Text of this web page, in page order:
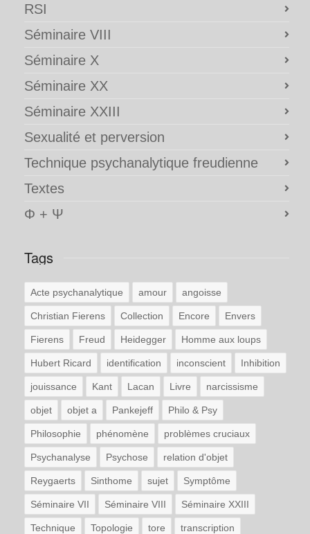
RSI
Séminaire VIII
Séminaire X
Séminaire XX
Séminaire XXIII
Sexualité et perversion
Technique psychanalytique freudienne
Textes
Φ + Ψ
Tags
Acte psychanalytique amour angoisse
Christian Fierens Collection Encore Envers
Fierens Freud Heidegger Homme aux loups
Hubert Ricard identification inconscient Inhibition
jouissance Kant Lacan Livre narcissisme
objet objet a Pankejeff Philo & Psy
Philosophie phénomène problèmes cruciaux
Psychanalyse Psychose relation d'objet
Reygaerts Sinthome sujet Symptôme
Séminaire VII Séminaire VIII Séminaire XXIII
Technique Topologie tore transcription